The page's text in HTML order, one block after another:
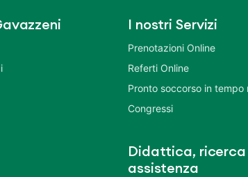
I nostri Servizi
Prenotazioni Online
Referti Online
Pronto soccorso in tempo
Congressi
Didattica, ricerca
assistenza